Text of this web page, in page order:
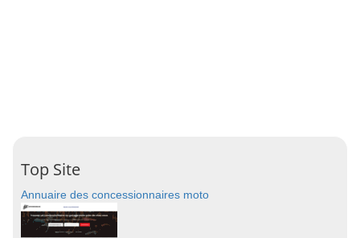
Top Site
Annuaire des concessionnaires moto